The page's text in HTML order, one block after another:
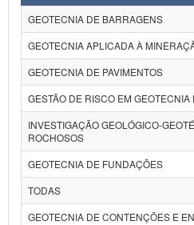
GEOTECNIA DE BARRAGENS
GEOTECNIA APLICADA À
GEOTECNIA DE PAVIMENTOS
GESTÃO DE RISCO EM
INVESTIGAÇÃO GEOLÓGICO-
ROCHOSOS
GEOTECNIA DE FUNDAÇÕES
TODAS
GEOTECNIA DE CONTENÇÕES E